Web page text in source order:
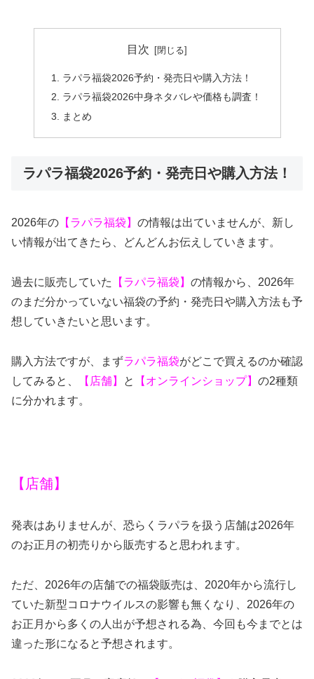
目次
ラパラ福袋2026予約・発売日や購入方法！
ラパラ福袋2026中身ネタバレや価格も調査！
まとめ
ラパラ福袋2026予約・発売日や購入方法！
2026年の 【ラパラ福袋】 の情報は出ていませんが、新し
い情報が出てきたら、どんどんお伝えしていきます。
過去に販売していた 【ラパラ福袋】 の情報から、2026年
のまだ分かっていない福袋の予約・発売日や購入方法も予
想していきたいと思います。
購入方法ですが、まずラパラ福袋がどこで買えるのか確認
してみると、
【店舗】 と 【オンラインショップ】 の2種類
に分かれます。
【店舗】
発表はありませんが、恐らくラパラを扱う店舗は2026年
のお正月の初売りから販売すると思われます。
ただ、 2026年の店舗での福袋販売は、 2020年から流行し
ていた新型コロナウイルスの影響も無くなり、 2026年の
お正月から多くの人出が予想される為 、今回も今までとは
違った形になると予想されます。